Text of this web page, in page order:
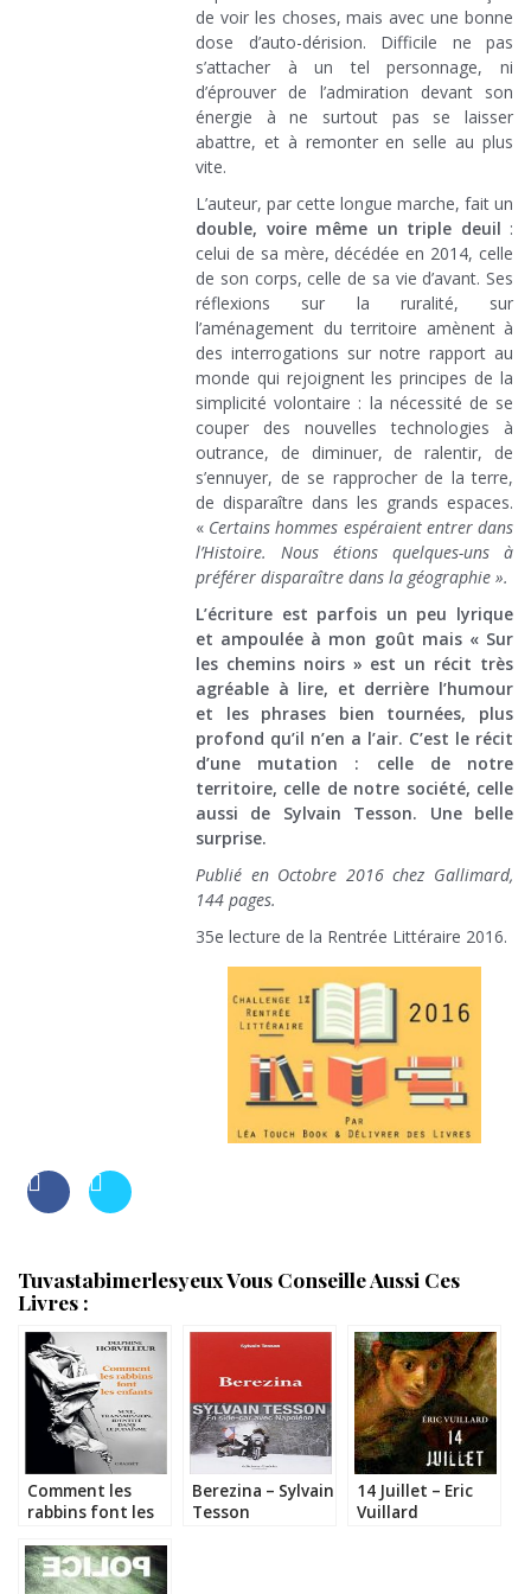
de voir les choses, mais avec une bonne
dose d’auto-dérision. Difficile ne pas
s’attacher à un tel personnage, ni
d’éprouver de l’admiration devant son
énergie à ne surtout pas se laisser
abattre, et à remonter en selle au plus
vite.
L’auteur, par cette longue marche, fait un
double, voire même un triple deuil :
celui de sa mère, décédée en 2014, celle
de son corps, celle de sa vie d’avant. Ses
réflexions sur la ruralité, sur
l’aménagement du territoire amènent à
des interrogations sur notre rapport au
monde qui rejoignent les principes de la
simplicité volontaire : la nécessité de se
couper des nouvelles technologies à
outrance, de diminuer, de ralentir, de
s’ennuyer, de se rapprocher de la terre,
de disparaître dans les grands espaces.
« Certains hommes espéraient entrer dans
l’Histoire. Nous étions quelques-uns à
préférer disparaître dans la géographie ».
L’écriture est parfois un peu lyrique
et ampoulée à mon goût mais « Sur
les chemins noirs » est un récit très
agréable à lire, et derrière l’humour
et les phrases bien tournées, plus
profond qu’il n’en a l’air. C’est le récit
d’une mutation : celle de notre
territoire, celle de notre société, celle
aussi de Sylvain Tesson. Une belle
surprise.
Publié en Octobre 2016 chez Gallimard,
144 pages.
35e lecture de la Rentrée Littéraire 2016.
Tuvastabimerlesyeux Vous Conseille Aussi Ces
Livres :
Comment les
rabbins font les
Delphine
Horvilleur
Berezina – Sylvain
Tesson
14 Juillet – Eric
Vuillard